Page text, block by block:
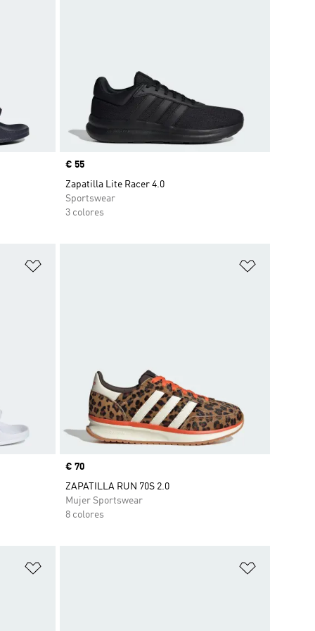
Precio
€ 55
Zapatilla Lite Racer 4.0
Sportswear
3 colores
Precio
€ 70
ZAPATILLA RUN 70S 2.0
Mujer Sportswear
8 colores